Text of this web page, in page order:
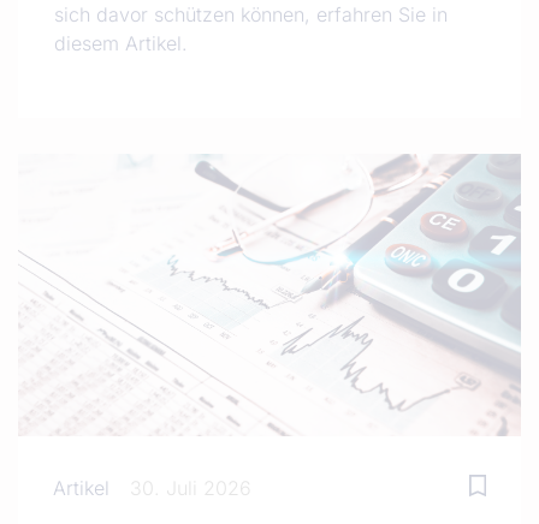
sich davor schützen können, erfahren Sie in
diesem Artikel.
Artikel 30. Juli 2026